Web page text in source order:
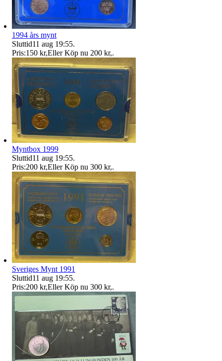
1994 års mynt
Sluttid11 aug 19:55.
Pris:150 kr,Eller Köp nu 200 kr,.
Myntbox 1999
Sluttid11 aug 19:55.
Pris:200 kr,Eller Köp nu 300 kr,.
Sveriges Mynt 1991
Sluttid11 aug 19:55.
Pris:200 kr,Eller Köp nu 300 kr,.